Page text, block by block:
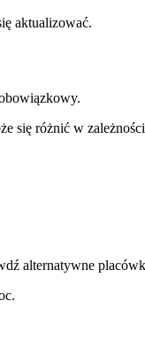
aktualizować.
się różnić w
alternatywne